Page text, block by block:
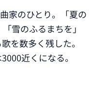
家のひとり。「夏の
雪のふるまちを」
を数多く残した。
近くになる。